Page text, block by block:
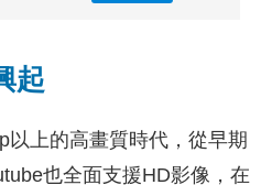
起
以上的高畫質時代，從早期
也全面支援HD影像，在